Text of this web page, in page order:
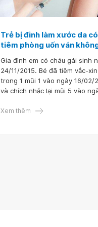
Trẻ bị đinh làm xước da
tiêm phòng uốn ván
Gia đình em có cháu gái sinh
24/11/2015. Bé đã tiêm vắc-
trong 1 mũi 1 vào ngày 16/02/
và chích nhắc lại mũi 5 vào
bị xước đinh, chảy máu ở chân.
Xem thêm